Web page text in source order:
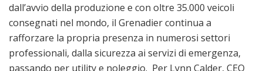
dall’avvio della produzione e con oltre 35.000 veicoli
consegnati nel mondo, il Grenadier continua a
rafforzare la propria presenza in numerosi settori
professionali, dalla sicurezza ai servizi di emergenza,
passando per utility e noleggio. Per Lynn Calder, CEO